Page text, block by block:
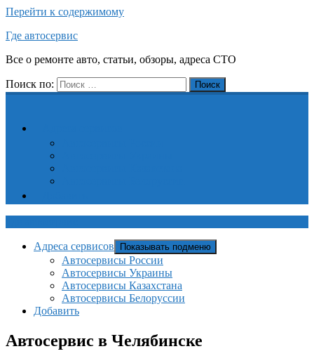
Перейти к содержимому
Где автосервис
Все о ремонте авто, статьи, обзоры, адреса СТО
Поиск по: Поиск
Адреса сервисов Показывать подменю
Автосервисы России
Автосервисы Украины
Автосервисы Казахстана
Автосервисы Белоруссии
Добавить
Автосервис в Челябинске